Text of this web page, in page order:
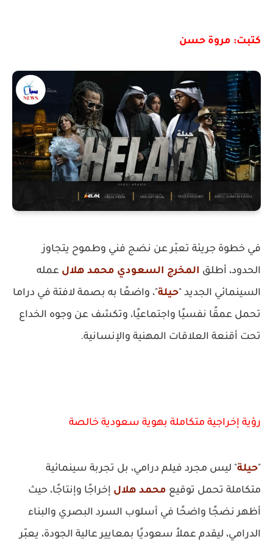
كتبت: مروة حسن
في خطوة جريئة تعبّر عن نضج فني وطموح يتجاوز
الحدود، أطلق المخرج السعودي محمد هلال عمله
السينمائي الجديد "حيلة"، واضعًا به بصمة لافتة في دراما
تحمل عمقًا نفسيًا واجتماعيًا، وتكشف عن وجوه الخداع
تحت أقنعة العلاقات المهنية والإنسانية.
رؤية إخراجية متكاملة بهوية سعودية خالصة
"حيلة" ليس مجرد فيلم درامي، بل تجربة سينمائية
متكاملة تحمل توقيع محمد هلال إخراجًا وإنتاجًا، حيث
أظهر نضجًا واضحًا في أسلوب السرد البصري والبناء
الدرامي، ليقدم عملاً سعوديًا بمعايير عالية الجودة، يعبّر